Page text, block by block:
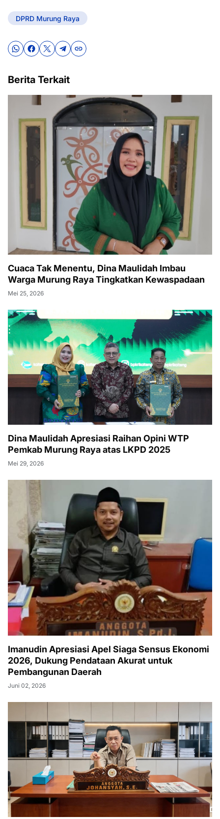
DPRD Murung Raya
Berita Terkait
Cuaca Tak Menentu, Dina Maulidah Imbau
Warga Murung Raya Tingkatkan Kewaspadaan
Mei 25, 2026
Dina Maulidah Apresiasi Raihan Opini WTP
Pemkab Murung Raya atas LKPD 2025
Mei 29, 2026
Imanudin Apresiasi Apel Siaga Sensus Ekonomi
2026, Dukung Pendataan Akurat untuk
Pembangunan Daerah
Juni 02, 2026